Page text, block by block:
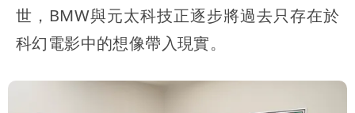
世，BMW與元太科技正逐步將過去只存在於
科幻電影中的想像帶入現實。